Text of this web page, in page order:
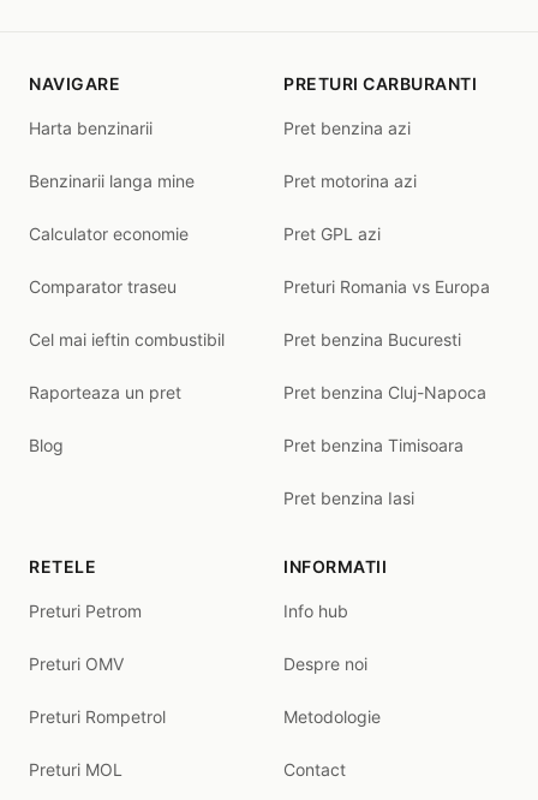
NAVIGARE
Harta benzinarii
Benzinarii langa mine
Calculator economie
Comparator traseu
Cel mai ieftin combustibil
Raporteaza un pret
Blog
PRETURI CARBURANTI
Pret benzina azi
Pret motorina azi
Pret GPL azi
Preturi Romania vs Europa
Pret benzina Bucuresti
Pret benzina Cluj-Napoca
Pret benzina Timisoara
Pret benzina Iasi
RETELE
Preturi Petrom
Preturi OMV
Preturi Rompetrol
Preturi MOL
INFORMATII
Info hub
Despre noi
Metodologie
Contact